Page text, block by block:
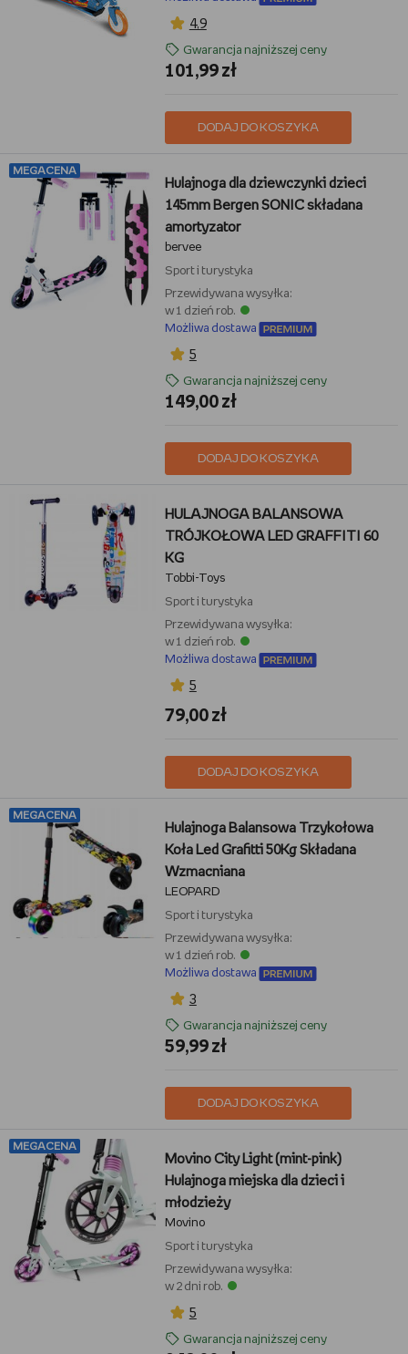
4,9
Gwarancja najniższej ceny
101,99 zł
DODAJ DO KOSZYKA
MEGACENA
Hulajnoga dla dziewczynki dzieci
145mm Bergen SONIC składana
amortyzator
bervee
Sport i turystyka
Przewidywana wysyłka:
w 1 dzień rob.
Możliwa dostawa
5
Gwarancja najniższej ceny
149,00 zł
DODAJ DO KOSZYKA
HULAJNOGA BALANSOWA
TRÓJKOŁOWA LED GRAFFITI 60
KG
Tobbi-Toys
Sport i turystyka
Przewidywana wysyłka:
w 1 dzień rob.
Możliwa dostawa
5
79,00 zł
DODAJ DO KOSZYKA
MEGACENA
Hulajnoga Balansowa Trzykołowa
Koła Led Grafitti 50Kg Składana
Wzmacniana
LEOPARD
Sport i turystyka
Przewidywana wysyłka:
w 1 dzień rob.
Możliwa dostawa
3
Gwarancja najniższej ceny
59,99 zł
DODAJ DO KOSZYKA
MEGACENA
Movino City Light (mint-pink)
Hulajnoga miejska dla dzieci i
młodzieży
Movino
Sport i turystyka
Przewidywana wysyłka:
w 2 dni rob.
5
Gwarancja najniższej ceny